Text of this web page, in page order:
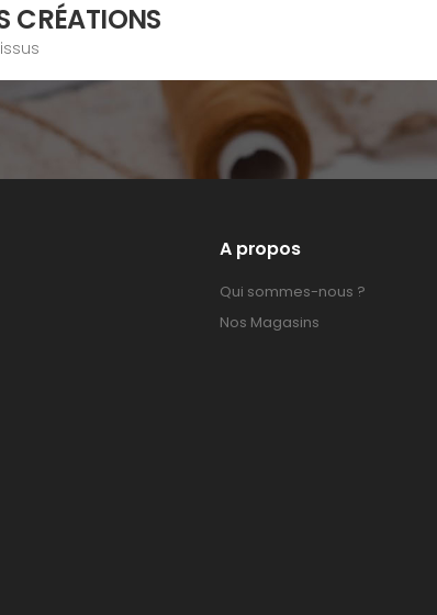
CRÉATIONS
A propos
Qui sommes-nous ?
Nos Magasins